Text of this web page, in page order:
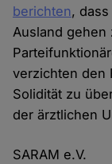
berichten,
Ausland gehen
verzichten den
Solidität zu
der ärztlichen
SARAM e.V.